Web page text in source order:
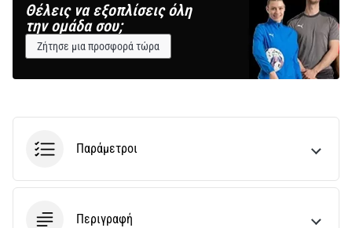
Θέλεις να εξοπλίσεις όλη
την ομάδα σου;
Ζήτησε μια προσφορά τώρα
Παράμετροι
Περιγραφή